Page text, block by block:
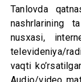
Tanlovda
nashrlarining
nusxasi,
televideniya/
vaqti